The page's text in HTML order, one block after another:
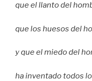
que el llanto del
que los huesos del
y que el miedo del
ha inventado todos